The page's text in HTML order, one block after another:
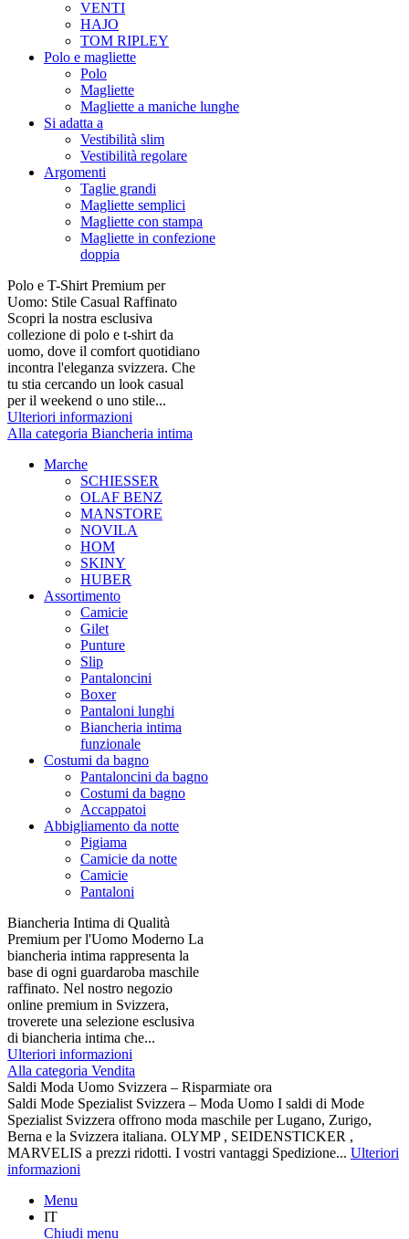
VENTI
HAJO
TOM RIPLEY
Polo e magliette
Polo
Magliette
Magliette a maniche lunghe
Si adatta a
Vestibilità slim
Vestibilità regolare
Argomenti
Taglie grandi
Magliette semplici
Magliette con stampa
Magliette in confezione
doppia
Polo e T-Shirt Premium per
Uomo: Stile Casual Raffinato
Scopri la nostra esclusiva
collezione di polo e t-shirt da
uomo, dove il comfort quotidiano
incontra l'eleganza svizzera. Che
tu stia cercando un look casual
per il weekend o uno stile...
Ulteriori informazioni
Alla categoria Biancheria intima
Marche
SCHIESSER
OLAF BENZ
MANSTORE
NOVILA
HOM
SKINY
HUBER
Assortimento
Camicie
Gilet
Punture
Slip
Pantaloncini
Boxer
Pantaloni lunghi
Biancheria intima
funzionale
Costumi da bagno
Pantaloncini da bagno
Costumi da bagno
Accappatoi
Abbigliamento da notte
Pigiama
Camicie da notte
Camicie
Pantaloni
Biancheria Intima di Qualità
Premium per l'Uomo Moderno La
biancheria intima rappresenta la
base di ogni guardaroba maschile
raffinato. Nel nostro negozio
online premium in Svizzera,
troverete una selezione esclusiva
di biancheria intima che...
Ulteriori informazioni
Alla categoria Vendita
Saldi Moda Uomo Svizzera – Risparmiate ora
Saldi Mode Spezialist Svizzera – Moda Uomo I saldi di Mode
Spezialist Svizzera offrono moda maschile per Lugano, Zurigo,
Berna e la Svizzera italiana. OLYMP , SEIDENSTICKER ,
MARVELIS a prezzi ridotti. I vostri vantaggi Spedizione... Ulteriori
informazioni
Menu
IT
Chiudi menu